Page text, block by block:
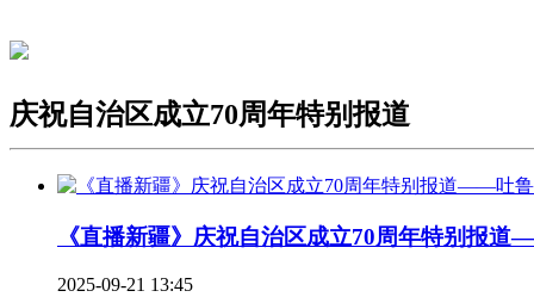
庆祝自治区成立70周年特别报道
《直播新疆》庆祝自治区成立70周年特别报道
2025-09-21 13:45